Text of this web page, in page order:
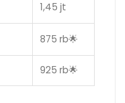
1,45 jt
875 rb🌟
925 rb🌟